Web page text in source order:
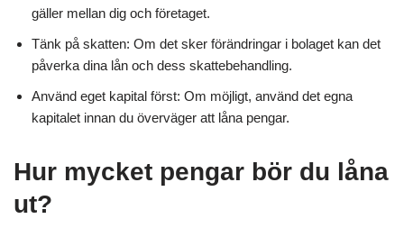
gäller mellan dig och företaget.
Tänk på skatten: Om det sker förändringar i bolaget kan det
påverka dina lån och dess skattebehandling.
Använd eget kapital först: Om möjligt, använd det egna
kapitalet innan du överväger att låna pengar.
Hur mycket pengar bör du låna
ut?